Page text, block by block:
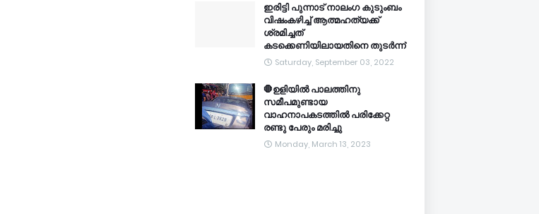
ഇരിട്ടി പുന്നാട് നാലംഗ കുടുംബം
വിഷംകഴിച്ച്‌ ആത്മഹത്യക്ക്
ശ്രമിച്ചത്
കടക്കെണിയിലായതിനെ തുടർന്ന്
Saturday, September 03, 2022
🛑ഉളിയിൽ പാലത്തിനു
സമീപമുണ്ടായ
വാഹനാപകടത്തിൽ പരിക്കേറ്റ
രണ്ടു പേരും മരിച്ചു
Monday, March 13, 2023